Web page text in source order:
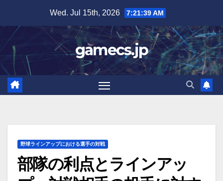
content
Wed. Jul 15th, 2026 7:21:41 AM
gamecs.jp
野球ラインアップにおける選手の対戦
部隊の利点とラインアッ